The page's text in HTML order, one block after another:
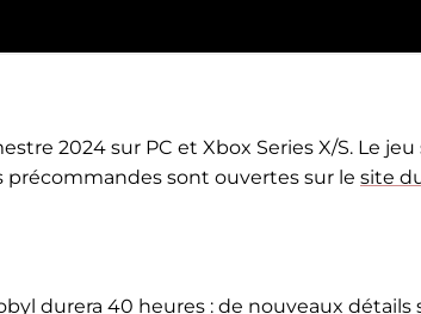
2024 sur PC et Xbox Series X/S. Le jeu
précommandes sont ouvertes sur le site
durera 40 heures : de nouveaux détails